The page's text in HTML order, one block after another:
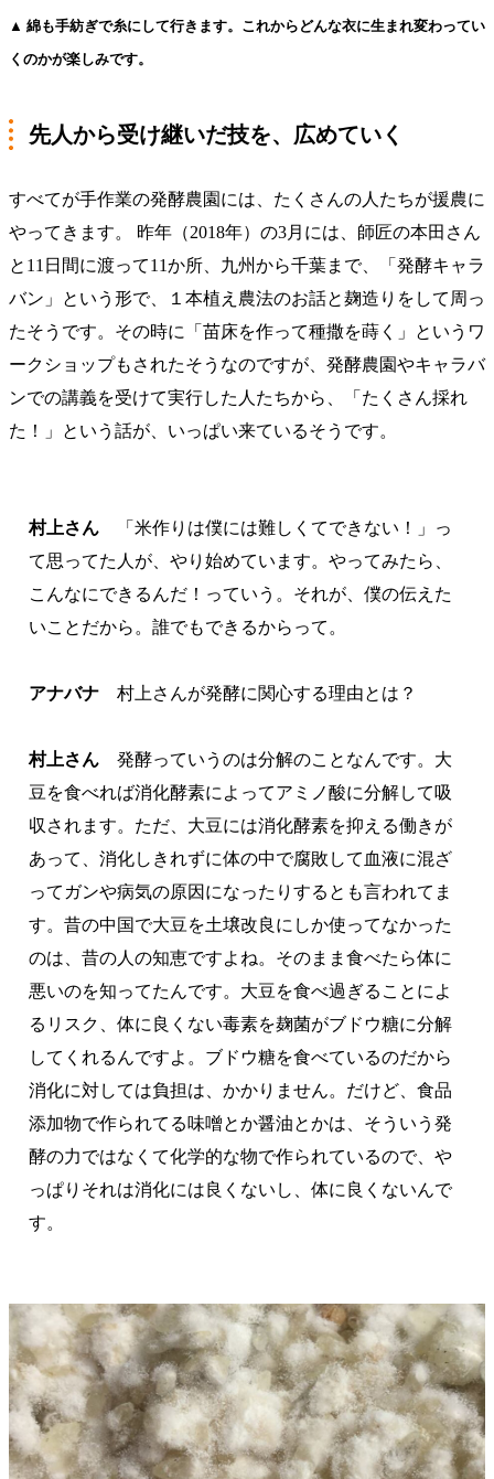
▲ 綿も手紡ぎで糸にして行きます。これからどんな衣に生まれ変わってい
くのかが楽しみです。
先人から受け継いだ技を、広めていく
すべてが手作業の発酵農園には、たくさんの人たちが援農に
やってきます。 昨年（2018年）の3月には、師匠の本田さん
と11日間に渡って11か所、九州から千葉まで、「発酵キャラ
バン」という形で、１本植え農法のお話と麹造りをして周っ
たそうです。その時に「苗床を作って種撒を蒔く」というワ
ークショップもされたそうなのですが、発酵農園やキャラバ
ンでの講義を受けて実行した人たちから、「たくさん採れ
た！」という話が、いっぱい来ているそうです。
村上さん
「米作りは僕には難しくてできない！」っ
て思ってた人が、やり始めています。やってみたら、
こんなにできるんだ！っていう。それが、僕の伝えた
いことだから。誰でもできるからって。
アナバナ 村上さんが発酵に関心する理由とは？
村上さん 発酵っていうのは分解のことなんです。大
豆を食べれば消化酵素によってアミノ酸に分解して吸
収されます。ただ、大豆には消化酵素を抑える働きが
あって、消化しきれずに体の中で腐敗して血液に混ざ
ってガンや病気の原因になったりするとも言われてま
す。昔の中国で大豆を土壌改良にしか使ってなかった
のは、昔の人の知恵ですよね。そのまま食べたら体に
悪いのを知ってたんです。大豆を食べ過ぎることによ
るリスク、体に良くない毒素を麹菌がブドウ糖に分解
してくれるんですよ。ブドウ糖を食べているのだから
消化に対しては負担は、かかりません。だけど、食品
添加物で作られてる味噌とか醤油とかは、そういう発
酵の力ではなくて化学的な物で作られているので、や
っぱりそれは消化には良くないし、体に良くないんで
す。